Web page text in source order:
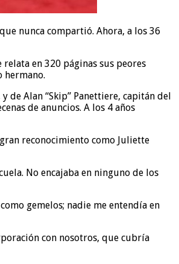
nunca compartió. Ahora, a los 36
en 320 páginas sus peores
hermano.
de Alan “Skip” Panettiere, capitán del
de anuncios. A los 4 años
reconocimiento como Juliette
No encajaba en ninguno de los
gemelos; nadie me entendía en
con nosotros, que cubría